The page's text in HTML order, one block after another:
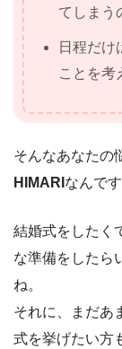
てしまう
日程だけ
ことを考
そんなあなたの
HIMARI なんで
結婚式をしたく
な準備をしたら
ね。
それに、まだあ
式を挙げたい方